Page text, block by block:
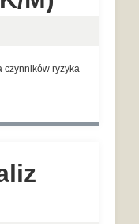
czynników ryzyka